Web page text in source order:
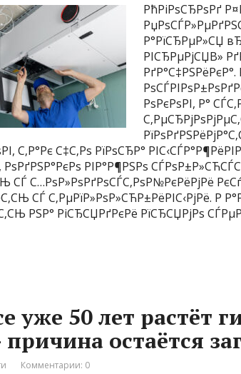
РћРіРѕСЂРѕРґ
Р°РїСЂРµР»СЏ
РІСЂРµРјСЏВ»
РѕРєРѕРІ, Р°
С‚Р°Рє С‡С‚Рѕ РїРѕСЂР°
РІР°Р¶РЅРѕ
СЃ С…РѕР»РѕРґРѕСЃС‚РѕР№РєРёРјРё
СЃ С‚РµРїР»РѕР»СЋР±РёРІС‹РјРё. Р
РЅР° РіСЂСЏРґРєРё РїСЂСЏРјРѕ
уже 50 лет растёт
остаётся
Комментарии: 0